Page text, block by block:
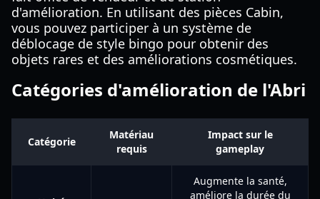
d'amélioration. En utilisant des pièces Cabin,
vous pouvez participer à un système de
déblocage de style bingo pour obtenir des
objets rares et des améliorations cosmétiques.
Catégories d'amélioration de l'Abri
Catégorie
Matériau
requis
Impact sur le
gameplay
Augmente la santé,
améliore la durée du